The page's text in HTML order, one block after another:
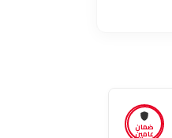
ضمان
عامين